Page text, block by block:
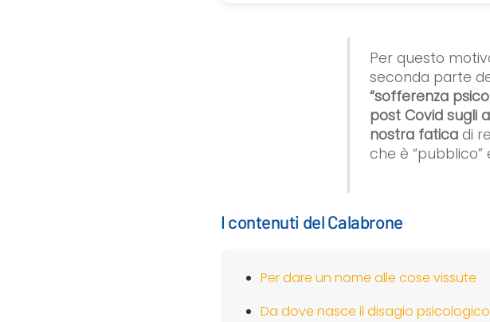
Per questo
seconda parte
“sofferenza
post Covid sugli
nostra fatica di
che è
I contenuti del Calabrone
Per dare un nome alle cose vissute
Da dove nasce il disagio psicologico